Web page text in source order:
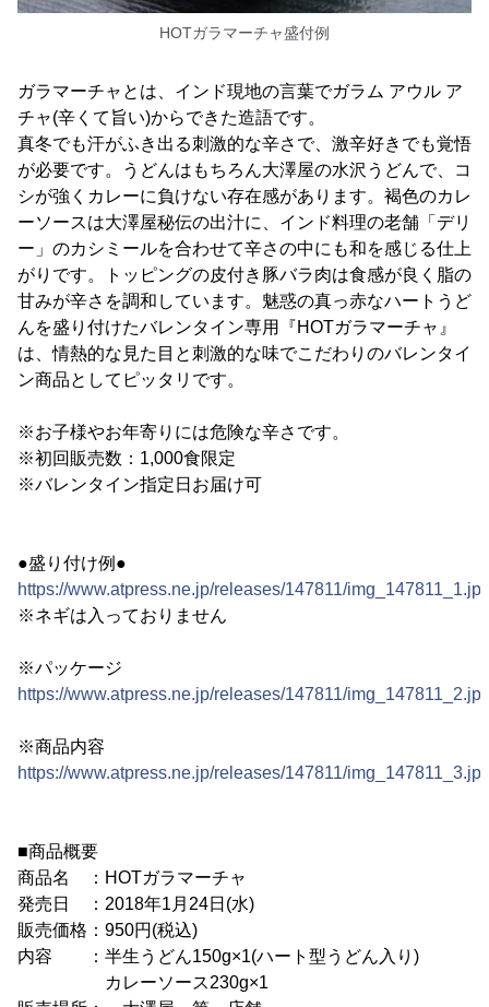
HOTガラマーチャ盛付例
ガラマーチャとは、インド現地の言葉でガラム アウル ア
チャ(辛くて旨い)からできた造語です。
真冬でも汗がふき出る刺激的な辛さで、激辛好きでも覚悟
が必要です。うどんはもちろん大澤屋の水沢うどんで、コ
シが強くカレーに負けない存在感があります。褐色のカレ
ーソースは大澤屋秘伝の出汁に、インド料理の老舗「デリ
ー」のカシミールを合わせて辛さの中にも和を感じる仕上
がりです。トッピングの皮付き豚バラ肉は食感が良く脂の
甘みが辛さを調和しています。魅惑の真っ赤なハートうど
んを盛り付けたバレンタイン専用『HOTガラマーチャ』
は、情熱的な見た目と刺激的な味でこだわりのバレンタイ
ン商品としてピッタリです。
※お子様やお年寄りには危険な辛さです。
※初回販売数：1,000食限定
※バレンタイン指定日お届け可
●盛り付け例●
https://www.atpress.ne.jp/releases/147811/
※ネギは入っておりません
※パッケージ
https://www.atpress.ne.jp/releases/147811/
※商品内容
https://www.atpress.ne.jp/releases/147811/
■商品概要
商品名 ：HOTガラマーチャ
発売日 ：2018年1月24日(水)
販売価格：950円(税込)
内容 ：半生うどん150g×1(ハート型うどん入り)
カレーソース230g×1